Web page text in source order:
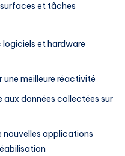
surfaces et tâches
et hardware
meilleure réactivité
données collectées sur
applications